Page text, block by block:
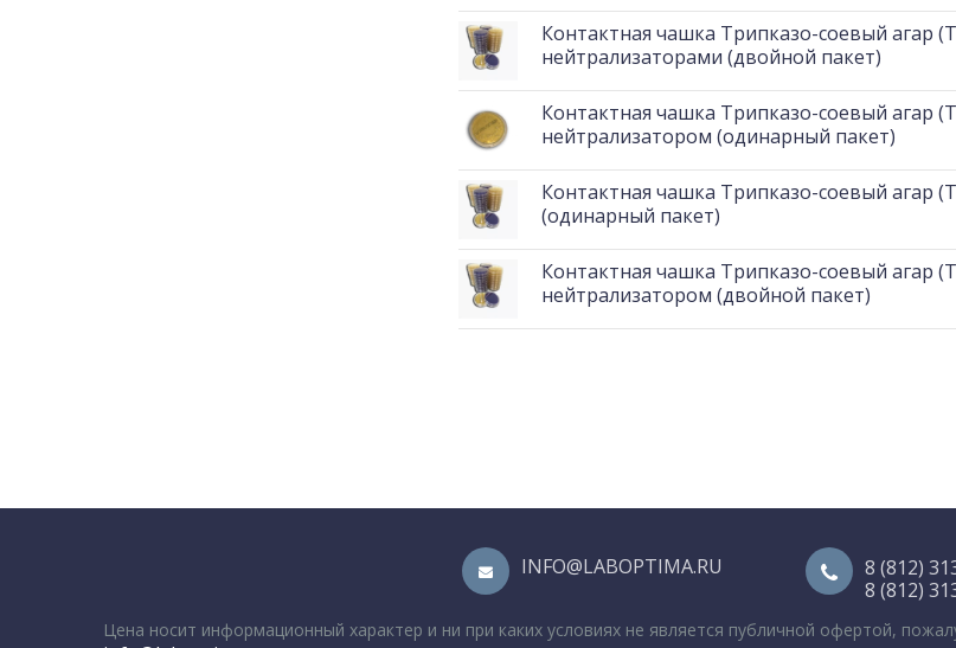
Контактная чашка Трипказо-соевый агар
нейтрализаторами (двойной пакет)
Контактная чашка Трипказо-соевый агар
нейтрализатором (одинарный пакет)
Контактная чашка Трипказо-соевый агар
(одинарный пакет)
Контактная чашка Трипказо-соевый агар
нейтрализатором (двойной пакет)
INFO@LABOPTIMA.RU
8 (812)
8 (812)
Цена носит информационный характер и ни при каких условиях не является публичной офертой,
сайте, чтобы сайт работал
использованиефайлов куки.